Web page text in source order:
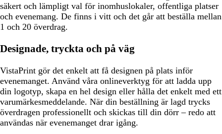
säkert och lämpligt val för inomhuslokaler, offentliga platser
och evenemang. De finns i vitt och det går att beställa mellan
1 och 20 överdrag.
Designade, tryckta och på väg
VistaPrint gör det enkelt att få designen på plats inför
evenemanget. Använd våra onlineverktyg för att ladda upp
din logotyp, skapa en hel design eller hålla det enkelt med ett
varumärkesmeddelande. När din beställning är lagd trycks
överdragen professionellt och skickas till din dörr – redo att
användas när evenemanget drar igång.